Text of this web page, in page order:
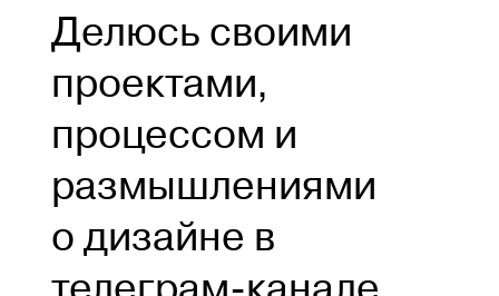
Делюсь своими
проектами,
процессом и
размышлениями
о дизайне в